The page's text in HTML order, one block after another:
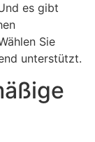
es gibt
Sie
unterstützt.